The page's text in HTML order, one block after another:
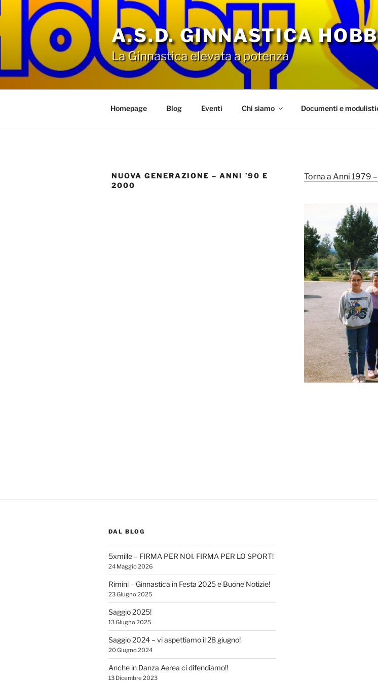
al
contenuto
A.S.D. GINNASTICA
La Ginnastica elevata a potenza
Homepage Blog Eventi Chi siamo Documenti e
NUOVA GENERAZIONE – ANNI ’90 E
2000
Torna a Anni 1979
DAL BLOG
5xmille – FIRMA PER NOI. FIRMA PER LO SPORT!
24 Maggio 2026
Rimini – Ginnastica in Festa 2025 e Buone Notizie!
23 Giugno 2025
Saggio 2025!
13 Giugno 2025
Saggio 2024 – vi aspettiamo il 28 giugno!
20 Giugno 2024
Anche in Danza Aerea ci difendiamo!!
13 Dicembre 2023